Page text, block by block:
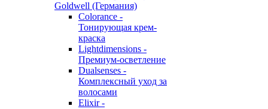
Goldwell (Германия)
Colorance -
Тонирующая крем-
краска
Lightdimensions -
Премиум-осветление
Dualsenses -
Комплексный уход за
волосами
Elixir -